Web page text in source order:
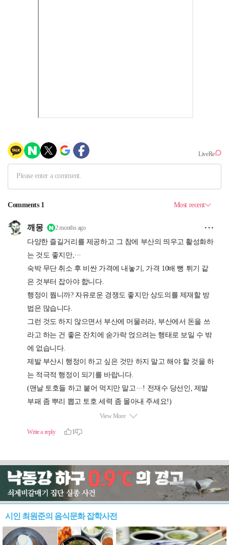
시인 최원준의 음식문화 잡학사전